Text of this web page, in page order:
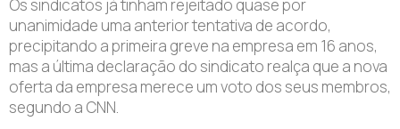
Os sindicatos já tinham rejeitado quase por
unanimidade uma anterior tentativa de acordo,
precipitando a primeira greve na empresa em 16 anos,
mas a última declaração do sindicato realça que a nova
oferta da empresa merece um voto dos seus membros,
segundo a CNN.